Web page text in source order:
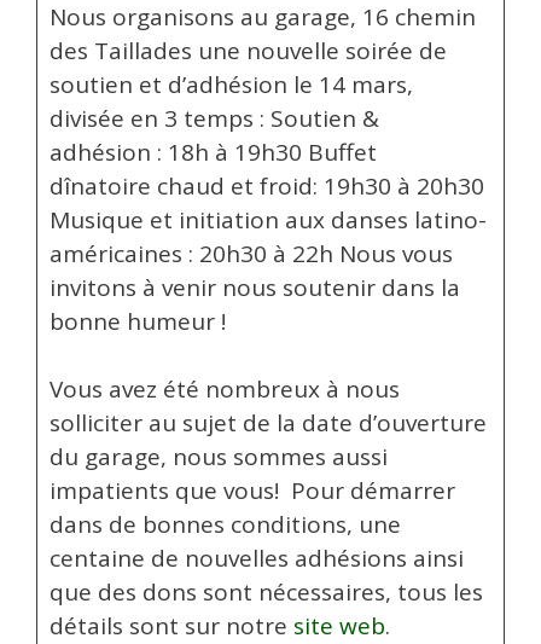
Nous organisons au garage, 16 chemin
des Taillades une nouvelle soirée de
soutien et d’adhésion le 14 mars,
divisée en 3 temps : Soutien &
adhésion : 18h à 19h30 Buffet
dînatoire chaud et froid: 19h30 à 20h30
Musique et initiation aux danses latino-
américaines : 20h30 à 22h Nous vous
invitons à venir nous soutenir dans la
bonne humeur !
Vous avez été nombreux à nous
solliciter au sujet de la date d’ouverture
du garage, nous sommes aussi
impatients que vous! Pour démarrer
dans de bonnes conditions, une
centaine de nouvelles adhésions ainsi
que des dons sont nécessaires, tous les
détails sont sur notre site web.